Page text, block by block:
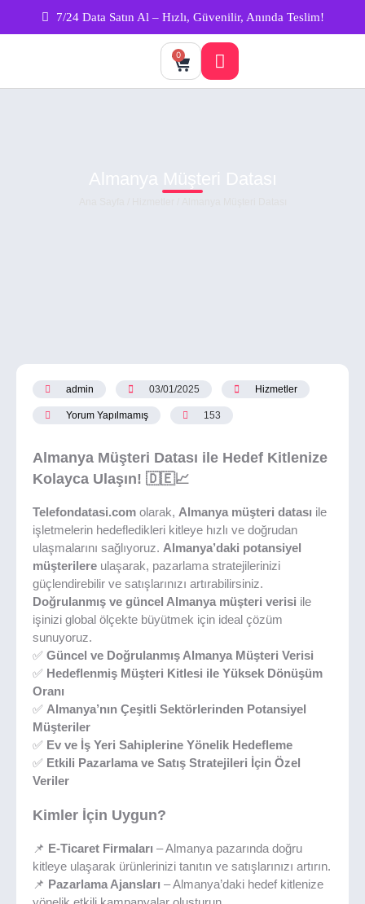
7/24 Data Satın Al – Hızlı, Güvenilir, Anında Teslim!
0
Almanya Müşteri Datası
admin 03/01/2025 Hizmetler
Yorum Yapılmamış 153
Almanya Müşteri Datası ile Hedef Kitlenize
Kolayca Ulaşın! 🇩🇪📈
Telefondatasi.com olarak, Almanya müşteri datası ile
işletmelerin hedefledikleri kitleye hızlı ve doğrudan
ulaşmalarını sağlıyoruz. Almanya’daki potansiyel
müşterilere ulaşarak, pazarlama stratejilerinizi
güçlendirebilir ve satışlarınızı artırabilirsiniz.
Doğrulanmış ve güncel Almanya müşteri verisi ile
işinizi global ölçekte büyütmek için ideal çözüm
sunuyoruz.
✅ Güncel ve Doğrulanmış Almanya Müşteri Verisi
✅ Hedeflenmiş Müşteri Kitlesi ile Yüksek Dönüşüm
Oranı
✅ Almanya’nın Çeşitli Sektörlerinden Potansiyel
Müşteriler
✅ Ev ve İş Yeri Sahiplerine Yönelik Hedefleme
✅ Etkili Pazarlama ve Satış Stratejileri İçin Özel
Veriler
Kimler İçin Uygun?
📌 E-Ticaret Firmaları – Almanya pazarında doğru
kitleye ulaşarak ürünlerinizi tanıtın ve satışlarınızı artırın.
📌 Pazarlama Ajansları – Almanya’daki hedef kitlenize